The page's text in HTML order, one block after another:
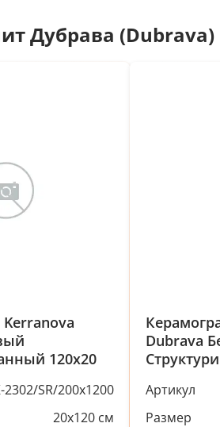
Дубрава
120x20
2302/SR/200x1200
20x120 см
Dubrava
Артикул
Размер